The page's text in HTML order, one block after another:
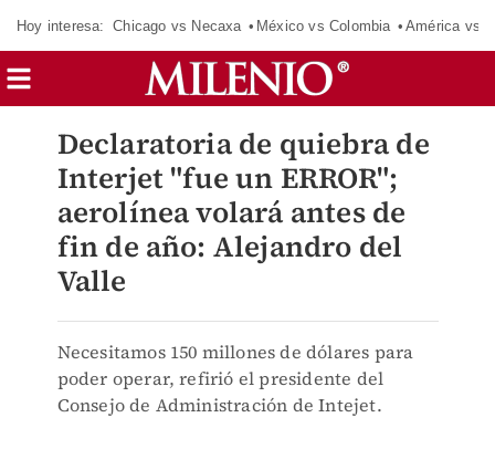
Hoy interesa: Chicago vs Necaxa México vs Colombia América vs
Declaratoria de quiebra de
Interjet "fue un ERROR";
aerolínea volará antes de
fin de año: Alejandro del
Valle
Necesitamos 150 millones de dólares para
poder operar, refirió el presidente del
Consejo de Administración de Intejet.